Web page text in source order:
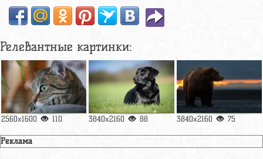
Релевантные картинки:
2560x1600 110 3840x2160 88 3840x2160 75
Реклама